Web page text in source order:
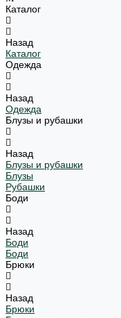
Каталог
Назад
Каталог
Одежда
Назад
Одежда
Блузы и рубашки
Назад
Блузы и рубашки
Блузы
Рубашки
Боди
Назад
Боди
Боди
Брюки
Назад
Брюки